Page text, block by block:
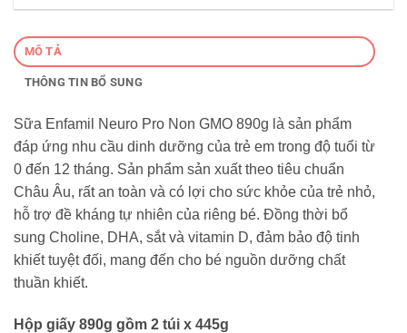
MÔ TẢ
THÔNG TIN BỔ SUNG
Sữa Enfamil Neuro Pro Non GMO 890g là sản phẩm
đáp ứng nhu cầu dinh dưỡng của trẻ em trong độ tuổi từ
0 đến 12 tháng. Sản phẩm sản xuất theo tiêu chuẩn
Châu Âu, rất an toàn và có lợi cho sức khỏe của trẻ nhỏ,
hỗ trợ đề kháng tự nhiên của riêng bé. Đồng thời bổ
sung Choline, DHA, sắt và vitamin D, đảm bảo độ tinh
khiết tuyệt đối, mang đến cho bé nguồn dưỡng chất
thuần khiết.
Hộp giấy 890g gồm 2 túi x 445g